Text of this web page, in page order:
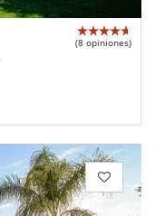
(8 opiniones)